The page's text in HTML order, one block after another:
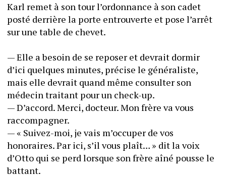
Karl remet à son tour l’ordonnance à son cadet
posté derrière la porte entrouverte et pose l’arrêt
sur une table de chevet.
— Elle a besoin de se reposer et devrait dormir
d’ici quelques minutes, précise le généraliste,
mais elle devrait quand même consulter son
médecin traitant pour un check-up.
— D’accord. Merci, docteur. Mon frère va vous
raccompagner.
— « Suivez-moi, je vais m’occuper de vos
honoraires. Par ici, s’il vous plaît… » dit la voix
d’Otto qui se perd lorsque son frère aîné pousse le
battant.